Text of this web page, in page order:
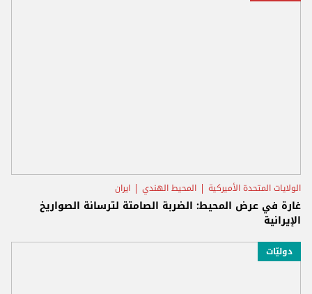
الولايات المتحدة الأميركية المحيط الهندي ايران
غارة في عرض المحيط: الضربة الصامتة لترسانة الصواريخ
الإيرانية
دوليّات